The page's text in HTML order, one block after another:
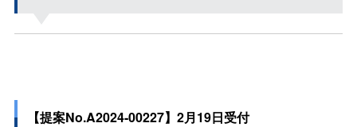
【提案No.A2024-00227】2月19日受付